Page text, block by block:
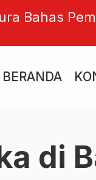
Bahas
BERANDA
di